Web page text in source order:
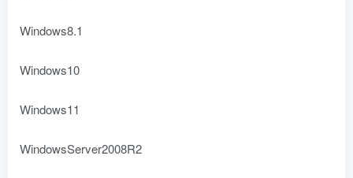
Windows8.1
Windows10
Windows11
WindowsServer2008R2